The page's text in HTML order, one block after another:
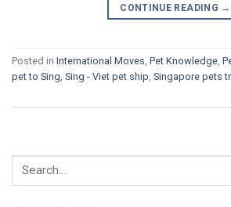
CONTINUE READING →
Posted in International Moves, Pet Knowledge,
pet to Sing, Sing - Viet pet ship, Singapore pets